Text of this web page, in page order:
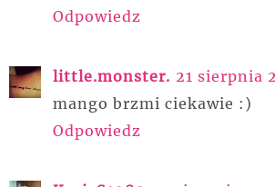
Odpowiedz
little.monster. 21 sierpnia
mango brzmi ciekawie :)
Odpowiedz